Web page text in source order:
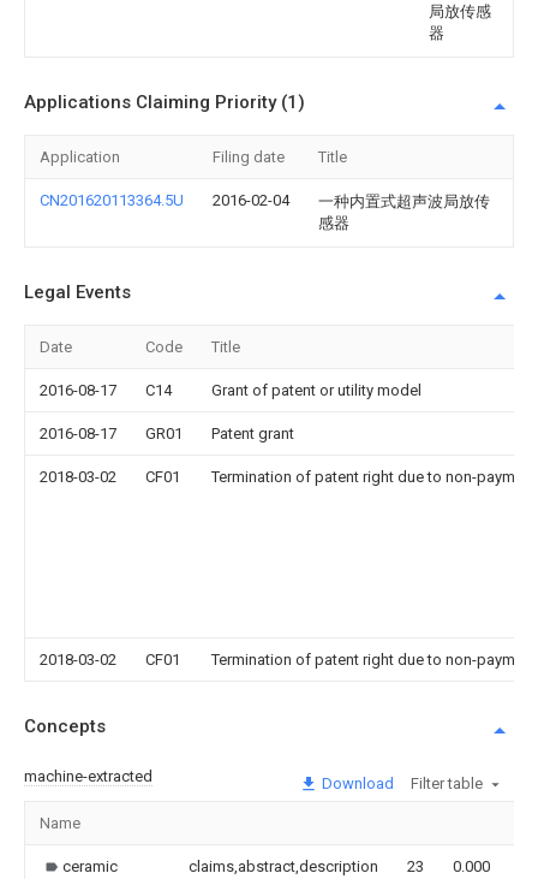
局放传感
器
Applications Claiming Priority (1)
Application Filing date Title
CN201620113364.5U 2016-02-04
一种内置式超声波局放传
感器
Legal Events
Date Code Title
2016-08-17 C14 Grant of patent or utility model
2016-08-17 GR01 Patent grant
2018-03-02 CF01 Termination of patent right due to non-
2018-03-02 CF01 Termination of patent right due to non-
Concepts
machine-extracted Download Filter table
Name
ceramic claims,abstract,description 23 0.000